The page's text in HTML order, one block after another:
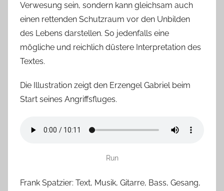
Verwesung sein, sondern kann gleichsam auch
einen rettenden Schutzraum vor den Unbilden
des Lebens darstellen. So jedenfalls eine
mögliche und reichlich düstere Interpretation des
Textes.
Die Illustration zeigt den Erzengel Gabriel beim
Start seines Angriffsfluges.
Run
Frank Spatzier: Text, Musik, Gitarre, Bass, Gesang,